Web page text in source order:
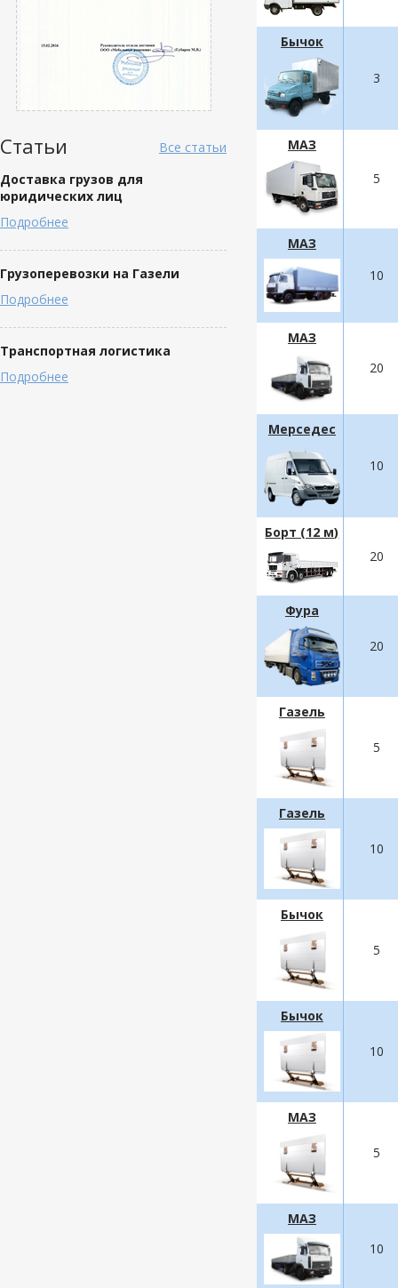
Все статьи
Статьи
Доставка грузов для
юридических лиц
Подробнее
Грузоперевозки на Газели
Подробнее
Транспортная логистика
Подробнее
Бычок
3
МАЗ
5
МАЗ
10
МАЗ
20
Мерседес
10
Борт (12 м)
20
Фура
20
Газель
5
Газель
10
Бычок
5
Бычок
10
МАЗ
5
МАЗ
10